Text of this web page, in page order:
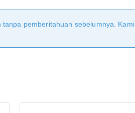
pemberitahuan sebelumnya. Kami